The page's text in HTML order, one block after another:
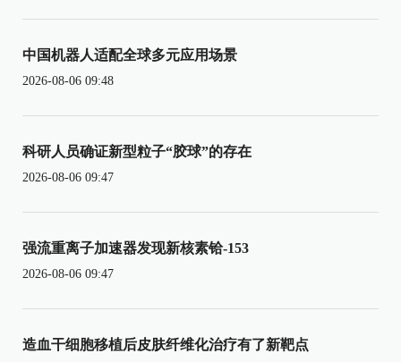
中国机器人适配全球多元应用场景
2026-08-06 09:48
科研人员确证新型粒子“胶球”的存在
2026-08-06 09:47
强流重离子加速器发现新核素铪-153
2026-08-06 09:47
造血干细胞移植后皮肤纤维化治疗有了新靶点